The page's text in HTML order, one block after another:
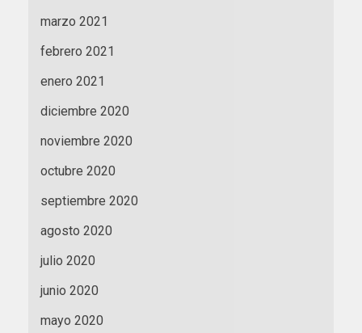
marzo 2021
febrero 2021
enero 2021
diciembre 2020
noviembre 2020
octubre 2020
septiembre 2020
agosto 2020
julio 2020
junio 2020
mayo 2020